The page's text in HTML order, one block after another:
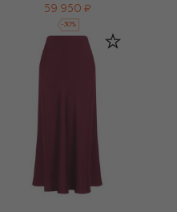
59 950 ₽
-30%